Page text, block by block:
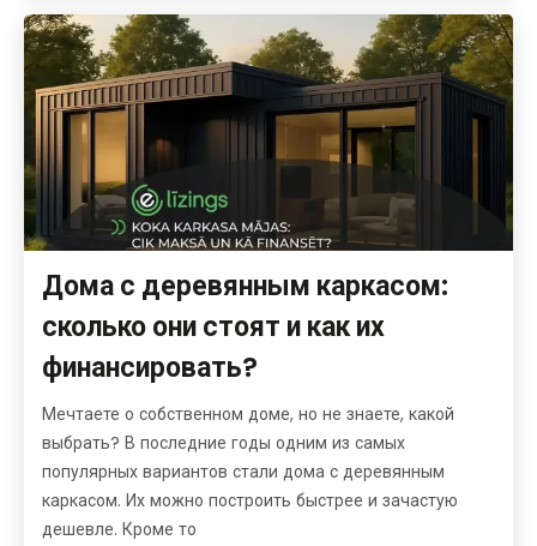
Дома с деревянным каркасом:
сколько они стоят и как их
финансировать?
Мечтаете о собственном доме, но не знаете, какой
выбрать? В последние годы одним из самых
популярных вариантов стали дома с деревянным
каркасом. Их можно построить быстрее и зачастую
дешевле. Кроме то